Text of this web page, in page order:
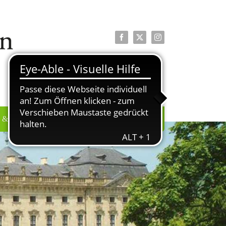
Facebook
X Instagram
PRESSE